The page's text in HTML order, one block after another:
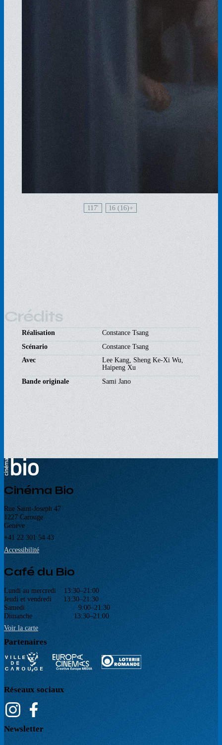
117' 16 (16)
Crédits
Réalisation
Constance Tsang
Scénario
Constance Tsang
Avec
Lee Kang, Sheng Ke-Xi Wu,
Haipeng Xu
Bande originale
Sami Jano
Cinéma Bio
Rue Saint-Joseph 47
1227 Carouge
Genève
+41 22 301 54 43
Accessibilité
Café du Bio
Lundi au mercredi 13:30–21:00
Jeudi et vendredi 13:30–21:30
Samedi 9:00–21:30
Dimanche 13:30–21:00
Voir la carte
Partenaires
Réseaux sociaux
Newsletter